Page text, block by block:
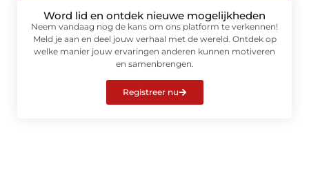
Word lid en ontdek nieuwe mogelijkheden
Neem vandaag nog de kans om ons platform te verkennen!
Meld je aan en deel jouw verhaal met de wereld. Ontdek op
welke manier jouw ervaringen anderen kunnen motiveren
en samenbrengen.
Registreer nu